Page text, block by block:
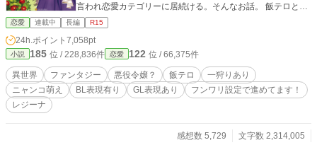
言われ恋愛カテゴリーに居続ける。そんなお話。 飯テロとカ
ワイコちゃん達だらけでたまに恋愛モードが降ってくる。 そ
んなワチャワチャしたお話し。な筈！
恋愛 連載中 長編 R15
24h.ポイント 7,058pt
小説 185 位 / 228,836件 恋愛 122 位 / 66,375件
異世界 ファンタジー 悪役令嬢？ 飯テロ
一狩りあり
ニャンコ萌え
BL表現有り GL表現あり
フンワリ設定で進めてます！
レジーナ
感想数 5,729
文字数 2,314,005